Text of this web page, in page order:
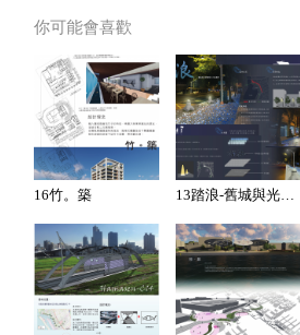
你可能會喜歡
16竹。築 13踏浪-舊城與光榮碼頭介面處理